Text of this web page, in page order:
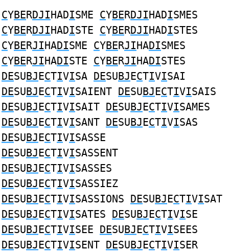
CYBERDJIHADISME CYBERDJIHADISMES
CYBERDJIHADISTE CYBERDJIHADISTES
CYBERJIHADISME CYBERJIHADISMES
CYBERJIHADISTE CYBERJIHADISTES
DESUBJECTIVISA DESUBJECTIVISAI
DESUBJECTIVISAIENT DESUBJECTIVISAIS
DESUBJECTIVISAIT DESUBJECTIVISAMES
DESUBJECTIVISANT DESUBJECTIVISAS
DESUBJECTIVISASSE
DESUBJECTIVISASSENT
DESUBJECTIVISASSES
DESUBJECTIVISASSIEZ
DESUBJECTIVISASSIONS DESUBJECTIVISAT
DESUBJECTIVISATES DESUBJECTIVISE
DESUBJECTIVISEE DESUBJECTIVISEES
DESUBJECTIVISENT DESUBJECTIVISER